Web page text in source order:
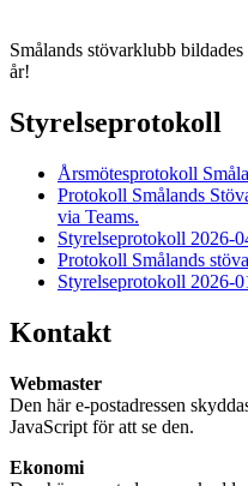
Smålands stövarklubb
år!
Styrelseprotokoll
Årsmötesprotokoll
Protokoll Smålands
via Teams.
Styrelseprotokoll 2026-
Protokoll Smålands
Styrelseprotokoll 2026-
Kontakt
Webmaster
Den här e-postadressen
JavaScript för att se den.
Ekonomi